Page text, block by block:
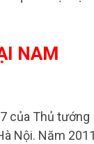
NAM
của Thủ tướng
Nội. Năm